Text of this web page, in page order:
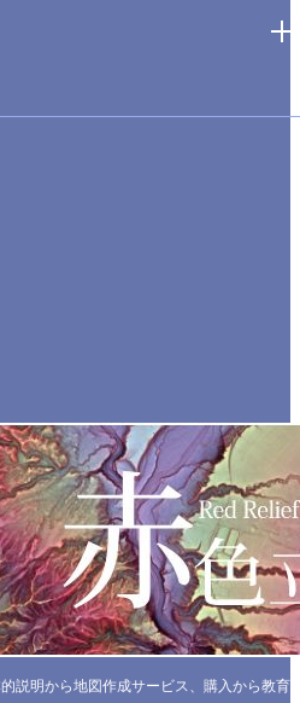
説明から地図作成サービス、購入から教育